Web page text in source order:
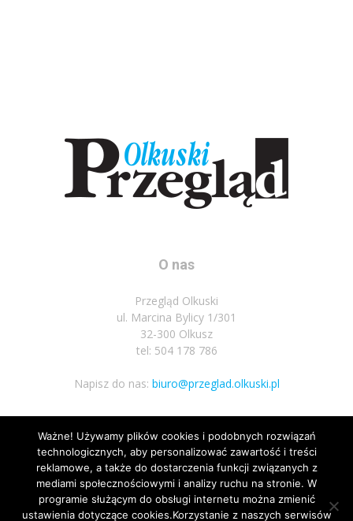
O nas
Przegląd Olkuski
ul. Marcina Bylicy 1/301
32-300 Olkusz
tel: 504 178 786
Napisz do nas: biuro@przeglad.olkuski.pl
Podążaj za nami
Ważne! Używamy plików cookies i podobnych rozwiązań
technologicznych, aby personalizować zawartość i treści
reklamowe, a także do dostarczenia funkcji związanych z
mediami społecznościowymi i analizy ruchu na stronie. W
programie służącym do obsługi internetu można zmienić
ustawienia dotyczące cookies.Korzystanie z naszych serwisów